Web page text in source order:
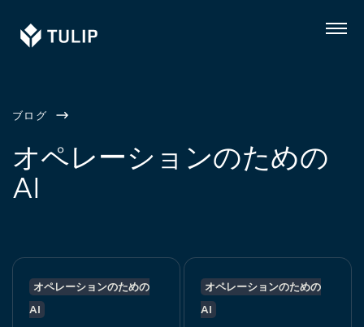
Tulip
メ
ブログ
オペレーションのための
AI
オペレーションのための
AI
オペレーションのための
AI